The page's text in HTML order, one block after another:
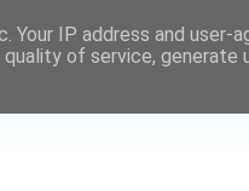
IP address and user-
of service, generate